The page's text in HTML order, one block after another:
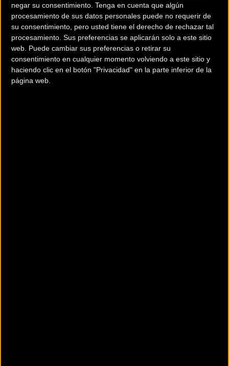
negar su consentimiento. Tenga en cuenta que algún
procesamiento de sus datos personales puede no requerir de
su consentimiento, pero usted tiene el derecho de rechazar tal
procesamiento. Sus preferencias se aplicarán solo a este sitio
web. Puede cambiar sus preferencias o retirar su
consentimiento en cualquier momento volviendo a este sitio y
haciendo clic en el botón "Privacidad" en la parte inferior de la
página web.
Terms of use © 1987–2026 HERE
¿Eres el propietario de esta tienda? Descubre cómohacerte tienda
Premium para llegar a más clientes
Comercios Bz Premium